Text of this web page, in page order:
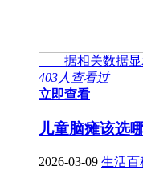
据相关数据显
403人查看过
立即查看
儿童脑瘫该选
2026-03-09 生活百